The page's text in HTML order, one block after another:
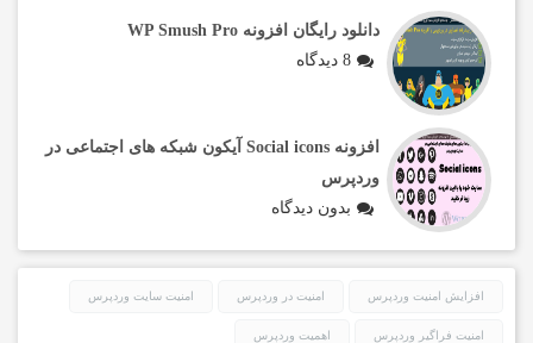
دانلود رایگان افزونه WP Smush Pro
8 دیدگاه
افزونه Social icons آیکون شبکه های اجتماعی در
وردپرس
بدون دیدگاه
افزایش امنیت وردپرس امنیت در وردپرس امنیت سایت وردپرس
امنیت فراگیر وردپرس اهمیت وردپرس